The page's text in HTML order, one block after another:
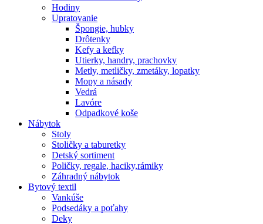
Hodiny
Upratovanie
Špongie, hubky
Drôtenky
Kefy a kefky
Utierky, handry, prachovky
Metly, metličky, zmetáky, lopatky
Mopy a násady
Vedrá
Lavóre
Odpadkové koše
Nábytok
Stoly
Stoličky a taburetky
Detský sortiment
Poličky, regale, haciky,rámiky
Záhradný nábytok
Bytový textil
Vankúše
Podsedáky a poťahy
Deky